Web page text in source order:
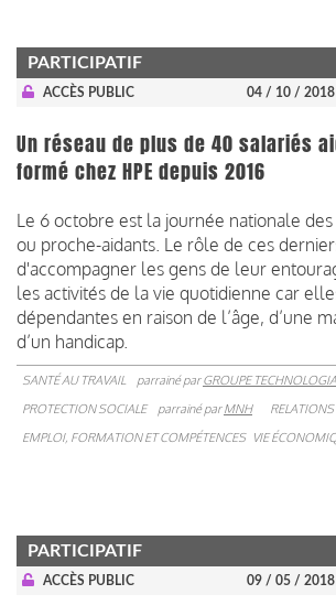
PARTICIPATIF
ACCÈS PUBLIC 04 / 10 / 2018
Un réseau de plus de 40 salariés
formé chez HPE depuis 2016
Le 6 octobre est la journée nationale
ou proche-aidants. Le rôle de ces
d'accompagner les gens de leur
les activités de la vie quotidienne car
dépendantes en raison de l’âge, d’une
d’un handicap.
SANTÉ AU TRAVAIL parrainé parGROUPE TECHNOLOGIA
PROTECTION SOCIALE
parrainé parMNH
EMPLOI, FORMATION ET COMPÉTENCES VIE
PARTICIPATIF
ACCÈS PUBLIC 09 / 05 / 2018